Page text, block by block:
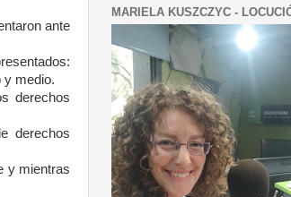
ante
y medio.
derechos
derechos
y mientras
MARIELA KUSZCZYC -